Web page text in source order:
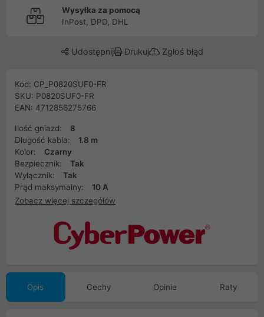
Wysyłka za pomocą
InPost, DPD, DHL
Udostępnij Drukuj Zgłoś błąd
Kod: CP_P0820SUF0-FR
SKU: P0820SUF0-FR
EAN: 4712856275766
Ilość gniazd:
8
Długość kabla:
1.8 m
Kolor:
Czarny
Bezpiecznik:
Tak
Wyłącznik:
Tak
Prąd maksymalny:
10 A
Zobacz więcej szczegółów
Opis Cechy Opinie Raty